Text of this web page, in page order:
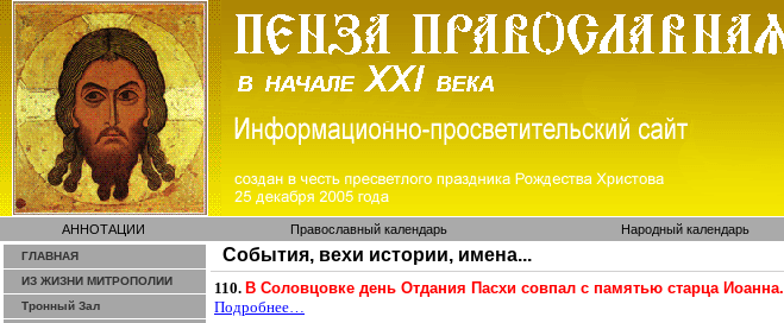
АННОТАЦИИ Православный календарь Народный календарь
ГЛАВНАЯ
ИЗ ЖИЗНИ МИТРОПОЛИИ
Тронный Зал
События, вехи истории, имена...
110. В Соловцовке день Отдания Пасхи совпал с памятью старца Иоанна.
Подробнее…